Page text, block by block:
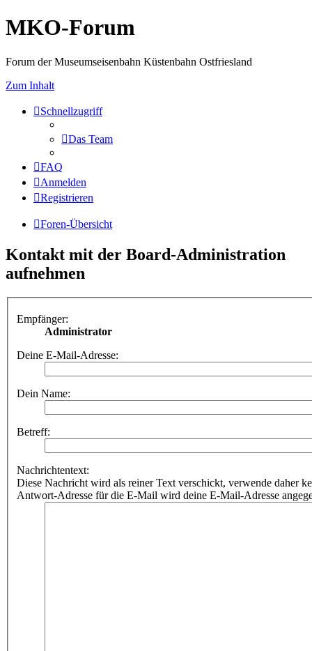
MKO-Forum
Forum der Museumseisenbahn Küstenbahn Ostfriesland
Zum Inhalt
Schnellzugriff
Das Team
FAQ
Anmelden
Registrieren
Foren-Übersicht
Kontakt mit der Board-Administration
aufnehmen
Empfänger:
Administrator
Deine E-Mail-Adresse:
Dein Name:
Betreff:
Nachrichtentext:
Diese Nachricht wird als reiner Text verschickt, verwende daher
Antwort-Adresse für die E-Mail wird deine E-Mail-Adresse